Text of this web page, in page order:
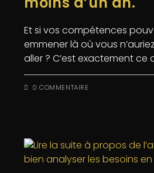
Et si vos compétences
emmener là où vous
aller ? C’est exactement ce
0 COMMENTAIRE